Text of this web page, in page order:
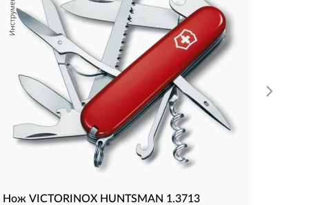
Нож VICTORINOX HUNTSMAN 1.3713